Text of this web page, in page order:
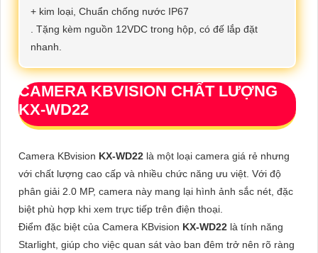
+ kim loại, Chuẩn chống nước IP67
. Tặng kèm nguồn 12VDC trong hộp, có đế lắp đặt
nhanh.
CAMERA KBVISION CHẤT LƯỢNG
KX-WD22
Camera KBvision KX-WD22 là một loại camera giá rẻ nhưng
với chất lượng cao cấp và nhiều chức năng ưu việt. Với độ
phân giải 2.0 MP, camera này mang lại hình ảnh sắc nét, đặc
biệt phù hợp khi xem trực tiếp trên điện thoại.
Điểm đặc biệt của Camera KBvision KX-WD22 là tính năng
Starlight, giúp cho việc quan sát vào ban đêm trở nên rõ ràng